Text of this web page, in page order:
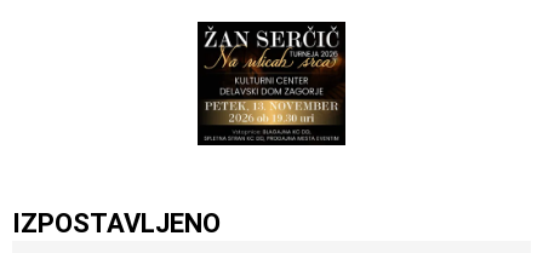
IZPOSTAVLJENO